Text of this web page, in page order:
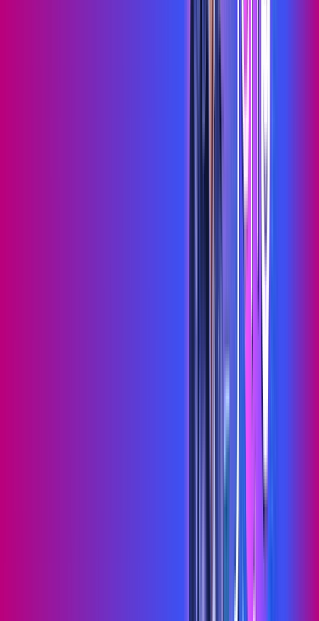
Wi-fi de alta performance para curtir e compartilhar à vontade